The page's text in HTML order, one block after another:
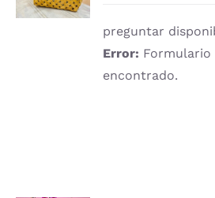
DETALLES
preguntar
Error:
encontrado.